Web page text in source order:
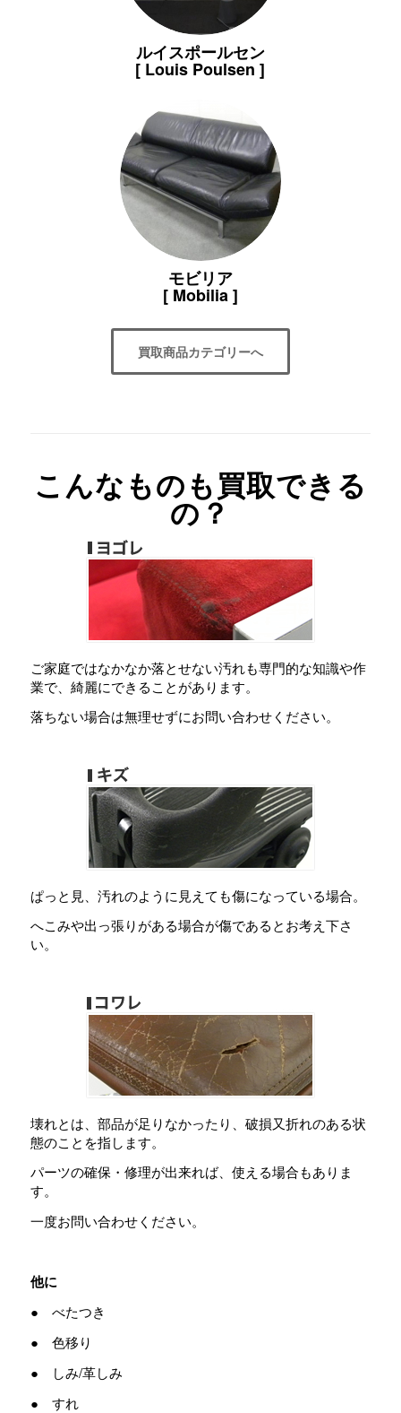
ルイスポールセン
[ Louis Poulsen ]
モビリア
[ Mobilia ]
買取商品カテゴリーへ
こんなものも買取できる
の？
ご家庭ではなかなか落とせない汚れも専門的な知識や作
業で、綺麗にできることがあります。
落ちない場合は無理せずにお問い合わせください。
ぱっと見、汚れのように見えても傷になっている場合。
へこみや出っ張りがある場合が傷であるとお考え下さ
い。
壊れとは、部品が足りなかったり、破損又折れのある状
態のことを指します。
パーツの確保・修理が出来れば、使える場合もありま
す。
一度お問い合わせください。
他に
● べたつき
● 色移り
● しみ/革しみ
● すれ